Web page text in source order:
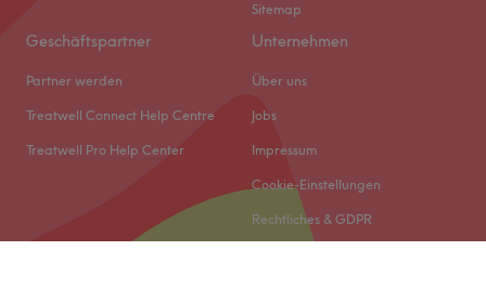
Sitemap
Geschäftspartner
Partner werden
Treatwell Connect Help Centre
Treatwell Pro Help Center
Unternehmen
Über uns
Jobs
Impressum
Cookie-Einstellungen
Rechtliches & GDPR